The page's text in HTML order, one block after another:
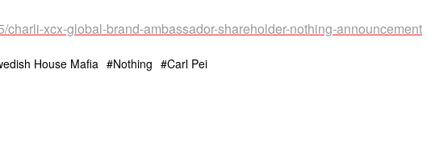
charli-xcx-global-brand-ambassador-shareholder-nothing-announcement
House Mafia Nothing Carl Pei